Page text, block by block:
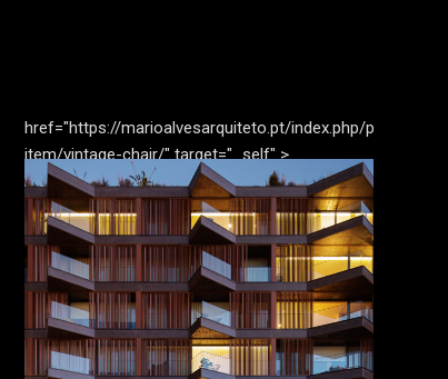
href="https://marioalvesarquiteto.pt/index.php/portfolio-
item/vintage-chair/" target="_self">